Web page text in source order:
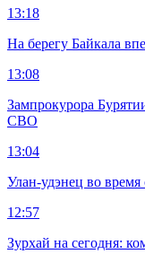
13:18
На берегу Байкала
13:08
Зампрокурора
СВО
13:04
Улан-удэнец во
12:57
Зурхай на сегодня: